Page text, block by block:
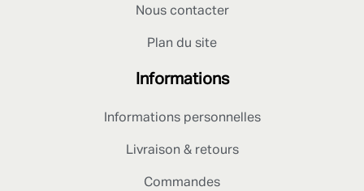
Nous contacter
Plan du site
Informations
Informations personnelles
Livraison & retours
Commandes